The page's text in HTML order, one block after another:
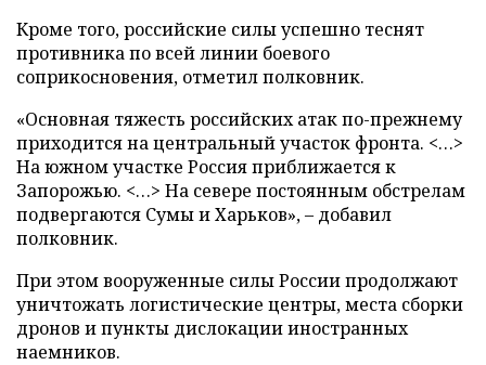
Кроме того, российские силы успешно теснят
противника по всей линии боевого
соприкосновения, отметил полковник.
«Основная тяжесть российских атак по-прежнему
приходится на центральный участок фронта. <…>
На южном участке Россия приближается к
Запорожью. <…> На севере постоянным обстрелам
подвергаются Сумы и Харьков», – добавил
полковник.
При этом вооруженные силы России продолжают
уничтожать логистические центры, места сборки
дронов и пункты дислокации иностранных
наемников.